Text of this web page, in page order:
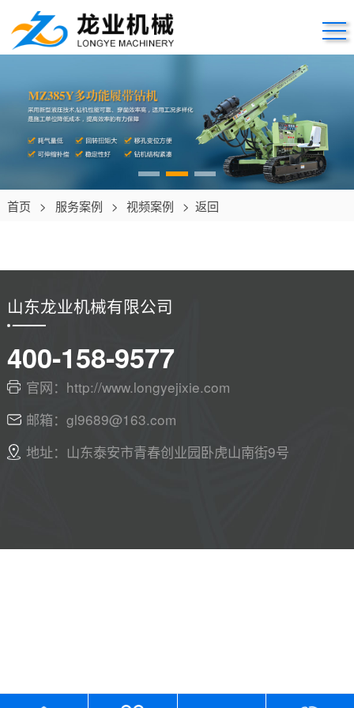
首页 > 服务案例 > 视频案例 > 返回
山东龙业机械有限公司
400-158-9577
官网：http://www.longyejixie.com
邮箱：gl9689@163.com
地址：山东泰安市青春创业园卧虎山南街9号